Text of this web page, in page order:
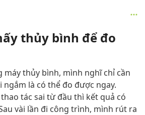
thủy bình để đo
máy thủy bình, mình nghĩ chỉ cần
ngắm là có thể đo được ngay.
tác sai từ đầu thì kết quả có
vài lần đi công trình, mình rút ra